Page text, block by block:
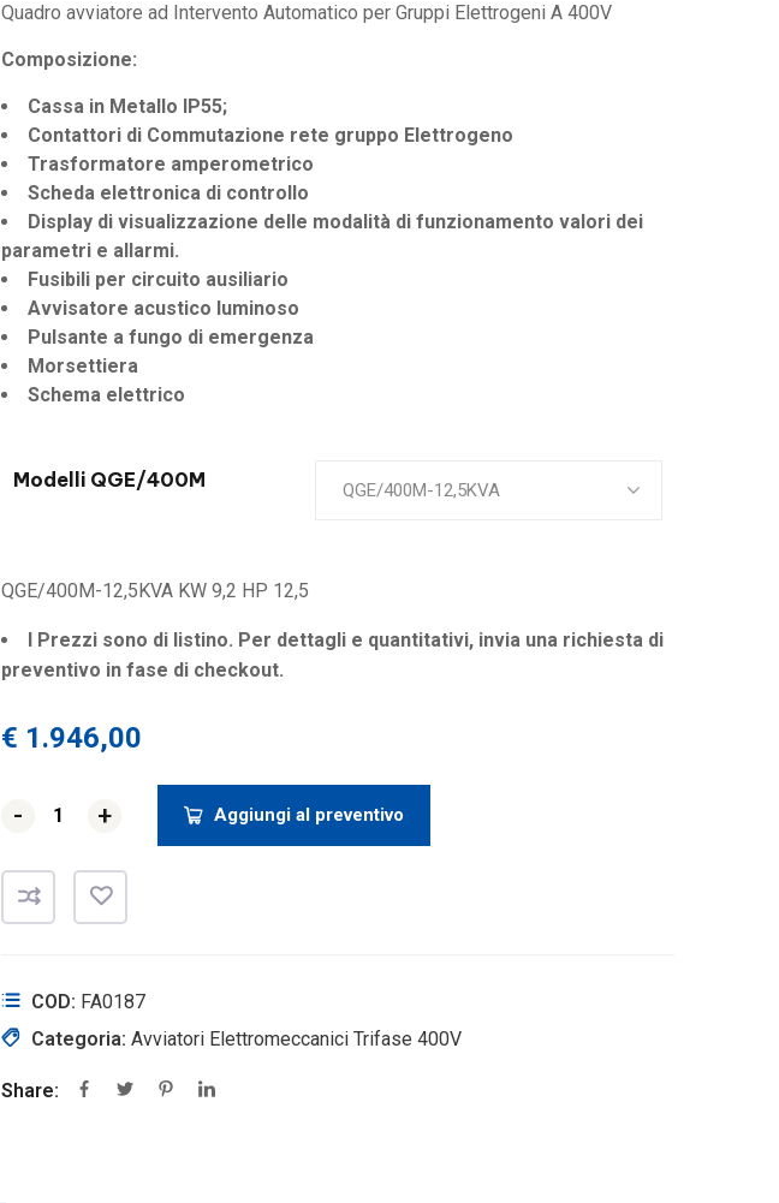
Quadro avviatore ad Intervento Automatico per Gruppi Elettrogeni A 400V
Composizione:
Cassa in Metallo IP55;
Contattori di Commutazione rete gruppo Elettrogeno
Trasformatore amperometrico
Scheda elettronica di controllo
Display di visualizzazione delle modalità di funzionamento valori dei
parametri e allarmi.
Fusibili per circuito ausiliario
Avvisatore acustico luminoso
Pulsante a fungo di emergenza
Morsettiera
Schema elettrico
Modelli QGE/400M QGE/400M-12,5KVA
QGE/400M-12,5KVA KW 9,2 HP 12,5
I Prezzi sono di listino. Per dettagli e quantitativi, invia una richiesta di
preventivo in fase di checkout.
€ 1.946,00
- +
- + Aggiungi al preventivo
COD: FA0187
Categoria: Avviatori Elettromeccanici Trifase 400V
Share: